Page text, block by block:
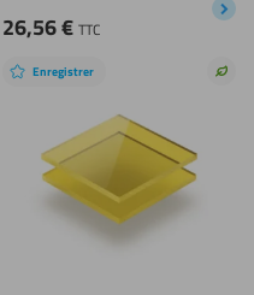
26,56€ TTC
Enregistrer